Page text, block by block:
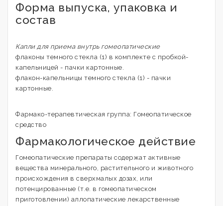
Форма выпуска, упаковка и
состав
Капли для приема внутрь гомеопатические
флаконы темного стекла (1) в комплекте с пробкой-
капельницей - пачки картонные.
флакон-капельницы темного стекла (1) - пачки
картонные.
Фармако-терапевтическая группа: Гомеопатическое
средство
Фармакологическое действие
Гомеопатические препараты содержат активные
вещества минерального, растительного и животного
происхождения в сверхмалых дозах, или
потенцированные (т.е. в гомеопатическом
приготовлении) аллопатические лекарственные